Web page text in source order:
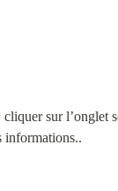
cliquer sur l’onglet
informations..